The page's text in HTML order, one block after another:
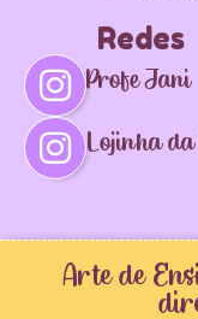
Redes
Profe Jani
Lojinha
Arte de